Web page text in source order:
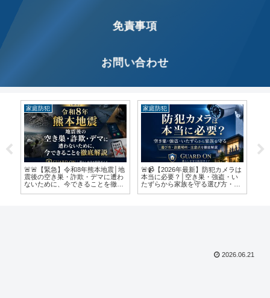
免責事項
お問い合わせ
特殊詐欺
「もしかして詐欺かも？」どうす
ればいい？
最新防犯ニュース
【2026年最新】家庭のスマホがサ
イバー攻撃の入口に？│特殊詐欺
から家族を守る最新対策をわかり
2026.06.21